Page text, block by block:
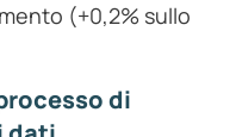
(+0,2% sullo
di